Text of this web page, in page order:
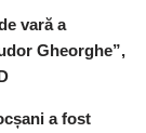
vară a
Gheorghe”,
a fost